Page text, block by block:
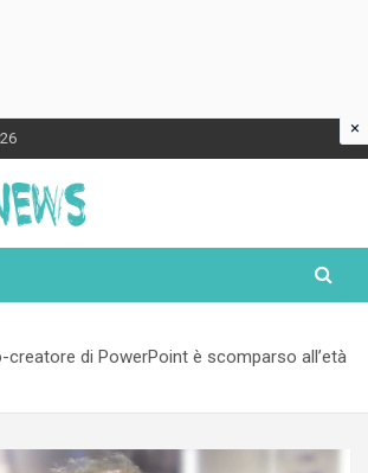
creatore di PowerPoint è scomparso all’età
×